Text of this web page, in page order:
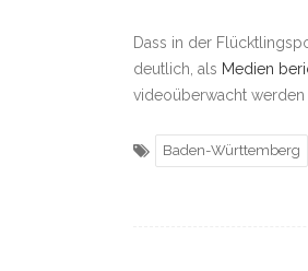
Dass in der
deutlich, als Medien
videoüberwacht werden
Baden-Württemberg